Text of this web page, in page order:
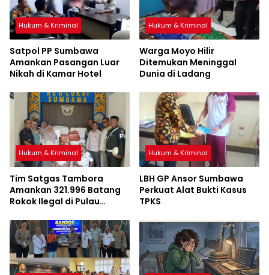
Hukum & Kriminal
Satpol PP Sumbawa
Amankan Pasangan Luar
Nikah di Kamar Hotel
Hukum & Kriminal
Warga Moyo Hilir
Ditemukan Meninggal
Dunia di Ladang
Hukum & Kriminal
Tim Satgas Tambora
Amankan 321.996 Batang
Rokok Ilegal di Pulau
Hukum & Kriminal
LBH GP Ansor Sumbawa
Perkuat Alat Bukti Kasus
TPKS